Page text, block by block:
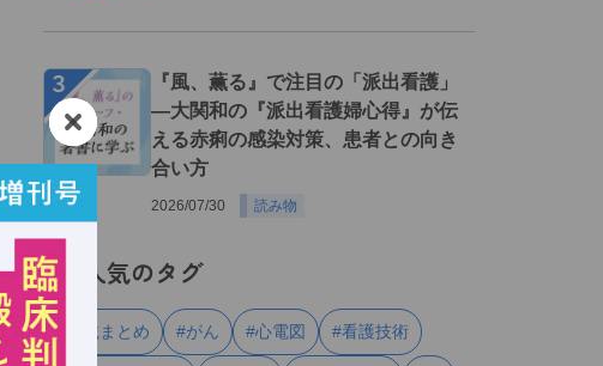
３
『風、薫る』で注目の「派出看護」
―大関和の『派出看護婦心得』が伝
える赤痢の感染対策、患者との向き
合い方
2026/07/30 読み物
人気のタグ
#連載まとめ #がん #心電図 #看護技術